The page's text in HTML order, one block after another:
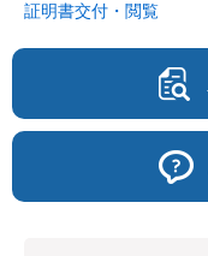
証明書交付・閲覧